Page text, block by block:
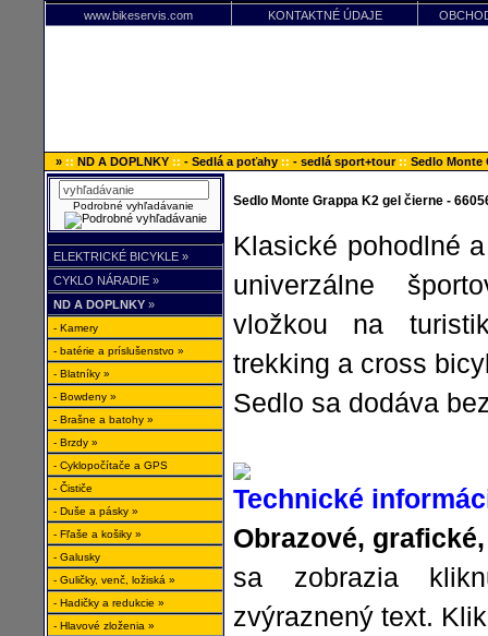
www.bikeservis.com KONTAKTNÉ ÚDAJE
» :: ND A DOPLNKY :: - Sedlá a poťahy :: - sedlá sport+tour:: Sedlo Monte
Podrobné vyhľadávanie
ELEKTRICKÉ BICYKLE »
CYKLO NÁRADIE »
ND A DOPLNKY »
- Kamery
- batérie a príslušenstvo »
- Blatníky »
- Bowdeny »
- Brašne a batohy »
- Brzdy »
- Cyklopočítače a GPS
- Čističe
- Duše a pásky »
- Fľaše a košiky »
- Galusky
- Guličky, venč, ložiská »
- Hadičky a redukcie »
- Hlavové zloženia »
Sedlo Monte Grappa K2 gel čierne -
Klasické pohodlné
univerzálne
vložkou na
trekking a cross
Sedlo sa dodáva
Technické
Obrazové,
sa zobrazia
zvýraznený text.